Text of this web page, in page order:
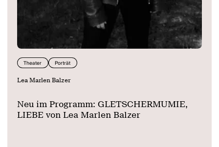
Theater Porträt
Lea Marlen Balzer
Neu im Programm: GLETSCHERMUMIE,
LIEBE von Lea Marlen Balzer